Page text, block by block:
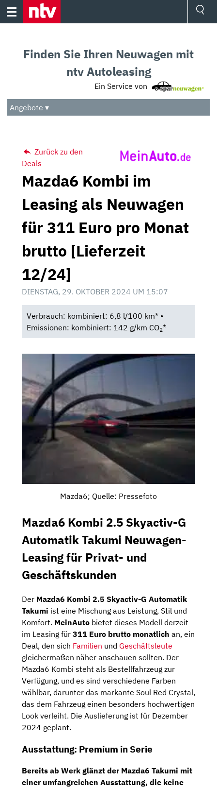
Skip
Audio
Das Beste
Finden Sie Ihren Neuwagen mit
ntv Autoleasing
Ein Service von
Angebote ▾
Zurück zu den
Deals
Mazda6 Kombi im
Leasing als Neuwagen
für 311 Euro pro Monat
brutto [Lieferzeit
12/24]
DIENSTAG, 29. OKTOBER 2024 UM 15:07
Verbrauch: kombiniert: 6,8 l/100 km* •
Emissionen: kombiniert: 142 g/km CO2*
Mazda6; Quelle: Pressefoto
Mazda6 Kombi 2.5 Skyactiv-G
Automatik Takumi Neuwagen-
Leasing für Privat- und
Geschäftskunden
Der Mazda6 Kombi 2.5 Skyactiv-G Automatik
Takumi ist eine Mischung aus Leistung, Stil und
Komfort. MeinAuto bietet dieses Modell derzeit
im Leasing für 311 Euro brutto monatlich an, ein
Deal, den sich Familien und Geschäftsleute
gleichermaßen näher anschauen sollten. Der
Mazda6 Kombi steht als Bestellfahrzeug zur
Verfügung, und es sind verschiedene Farben
wählbar, darunter das markante Soul Red Crystal,
das dem Fahrzeug einen besonders hochwertigen
Look verleiht. Die Auslieferung ist für Dezember
2024 geplant.
Ausstattung: Premium in Serie
Bereits ab Werk glänzt der Mazda6 Takumi mit
einer umfangreichen Ausstattung, die keine